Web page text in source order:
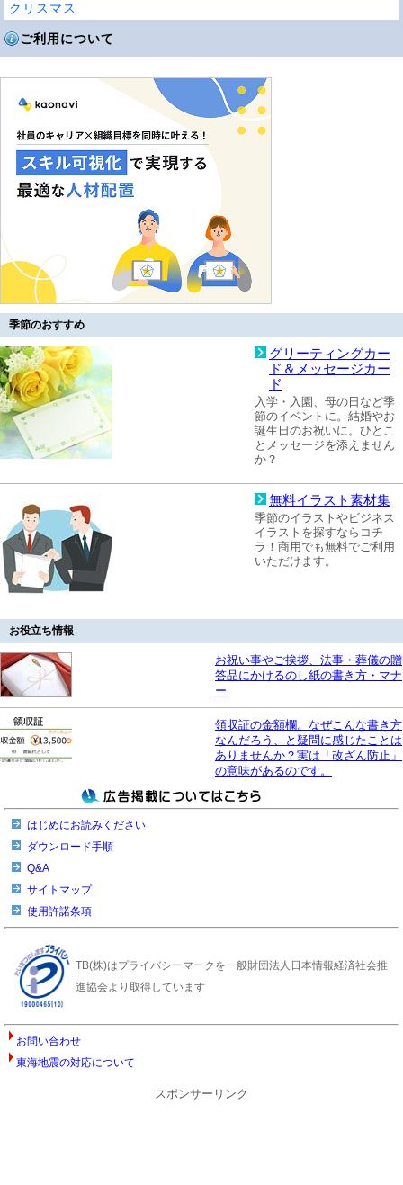
クリスマス
ご利用について
季節のおすすめ
グリーティングカー
ド＆メッセージカー
ド
入学・入園、母の日など季
節のイベントに。結婚やお
誕生日のお祝いに。ひとこ
とメッセージを添えません
か？
無料イラスト素材集
季節のイラストやビジネス
イラストを探すならコチ
ラ！商用でも無料でご利用
いただけます。
お役立ち情報
お祝い事やご挨拶、法事・葬儀の贈
答品にかけるのし紙の書き方・マナ
ー
領収証の金額欄。なぜこんな書き方
なんだろう、と疑問に感じたことは
ありませんか？実は「改ざん防止」
の意味があるのです。
はじめにお読みください
ダウンロード手順
Q&A
サイトマップ
使用許諾条項
TB(株)はプライバシーマークを一般財団法人日本情報経済社会推
進協会より取得しています
お問い合わせ
東海地震の対応について
スポンサーリンク